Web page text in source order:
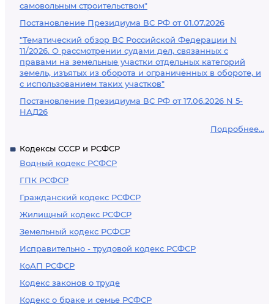
самовольным строительством"
Постановление Президиума ВС РФ от 01.07.2026
"Тематический обзор ВС Российской Федерации N
11/2026. О рассмотрении судами дел, связанных с
правами на земельные участки отдельных категорий
земель, изъятых из оборота и ограниченных в обороте, и
с использованием таких участков"
Постановление Президиума ВС РФ от 17.06.2026 N 5-
НАД26
Подробнее...
Кодексы СССР и РСФСР
Водный кодекс РСФСР
ГПК РСФСР
Гражданский кодекс РСФСР
Жилищный кодекс РСФСР
Земельный кодекс РСФСР
Исправительно - трудовой кодекс РСФСР
КоАП РСФСР
Кодекс законов о труде
Кодекс о браке и семье РСФСР